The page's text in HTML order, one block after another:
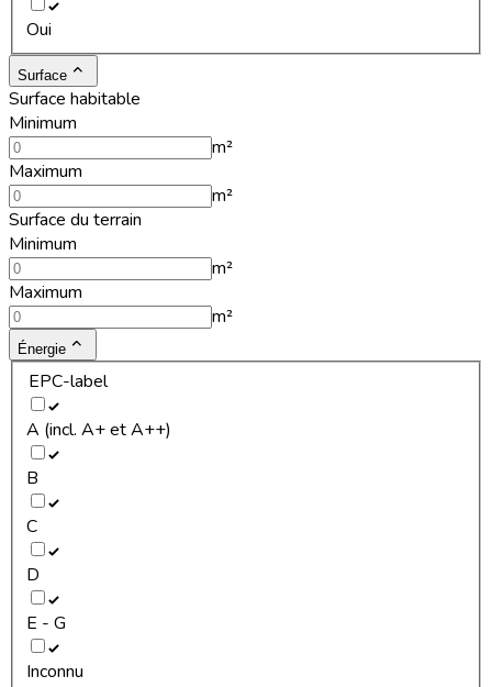
Oui
Surface
Surface habitable
Minimum
m²
Maximum
m²
Surface du terrain
Minimum
m²
Maximum
m²
Énergie
EPC-label
A (incl. A+ et A++)
B
C
D
E - G
Inconnu